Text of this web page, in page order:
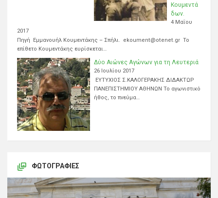
Κουμεντά
δων.
4 Μαΐου
2017
Πηγή Εμμανουήλ Κουμεντάκης – Σπήλι. ekoument@otenet.gr Το
επίθετο Κουμεντάκης ευρίσκεται…
Δύο Αιώνες Αγώνων για τη Λευτεριά
26 Ιουλίου 2017
ΕΥΤΥΧΙΟΣ Σ.ΚΑΛΟΓΕΡΑΚΗΣ ΔΙΔΑΚΤΩΡ
ΠΑΝΕΠΙΣΤΗΜΙΟΥ ΑΘΗΝΩΝ Το αγωνιστικό
ήθος, το πνεύμα…
ΦΩΤΟΓΡΑΦΊΕΣ